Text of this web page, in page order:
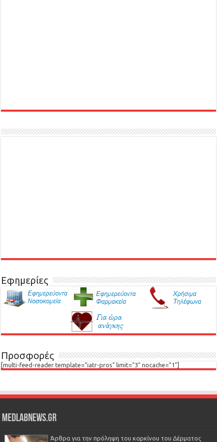
Εφημερίες
Προσφορές
[multi-feed-reader template="iatr-pros" limit="3" nocache="1"]
Medlabnews.gr
Άρθρα για την πρόληψη του καρκίνου του Δέρματος